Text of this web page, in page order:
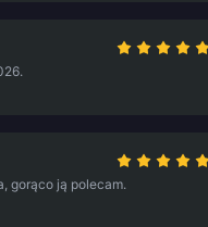
gorąco ją polecam.